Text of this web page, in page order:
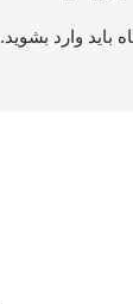
باید وارد بشوید.